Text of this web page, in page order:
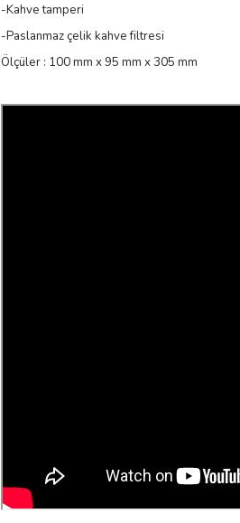
-Kahve tamperi
-Paslanmaz çelik kahve filtresi
Ölçüler : 100 mm x 95 mm x 305 mm